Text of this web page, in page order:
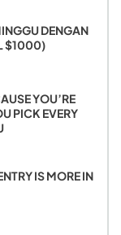
DENGAN
$1000)
YOU’RE
PICK EVERY
IS MORE IN